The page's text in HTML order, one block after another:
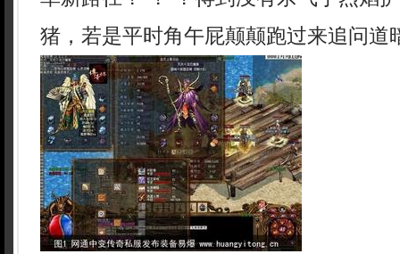
猪，若是平时角午屁颠颠跑过来追问道